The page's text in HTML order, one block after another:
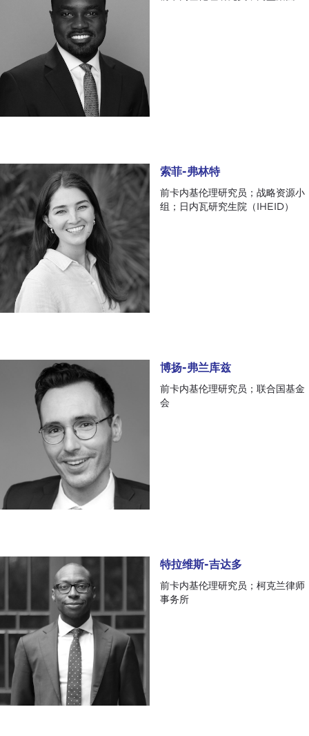
索菲-弗林特 索菲-弗林特
前卡内基伦理研究员；战略资源小
组；日内瓦研究生院（IHEID）
博扬-弗兰库兹 博扬-弗兰库兹
前卡内基伦理研究员；联合国基金
会
特拉维斯-吉达多 特拉维斯-吉达多
前卡内基伦理研究员；柯克兰律师
事务所